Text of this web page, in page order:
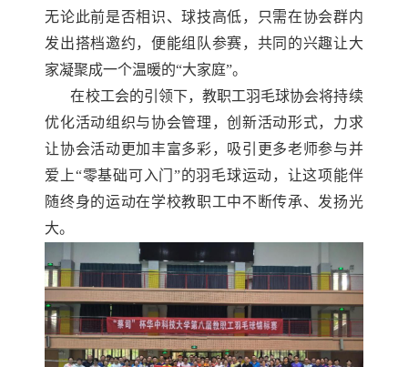
无论此前是否相识、球技高低，只需在协会群内
发出搭档邀约，便能组队参赛， 共同的兴趣让大
家凝聚成一个温暖的“大家庭”。
在校工会的引领下，教职工羽毛球协会将持续
优化活动组织与协会管理，创新活动形式，力求
让协会活动更加丰富多彩，吸引更多老师参与并
爱上“零基础可入门”的羽毛球运动， 让这项能伴
随终身的运动在学校教职工中不断传承、发扬光
大。